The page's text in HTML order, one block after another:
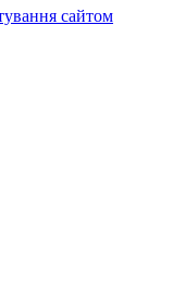
сайтом